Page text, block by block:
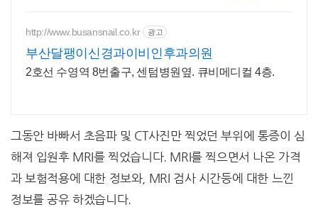
http://www.busansnail.co.kr 광고
부산달팽이신경과이비인후과의원
2호선 수영역 8번출구, 센텀병원옆. 큐비메디컬 4층.
그동안 바빠서 초음파 및 CT사진만 찍었던 부위에 통증이 심
해져 입원후 MRI를 찍었습니다. MRI를 찍으면서 나온 가격
과 보험적용에 대한 정보와, MRI 검사 시간등에 대한 느낀
정보를 공유 하겠습니다.